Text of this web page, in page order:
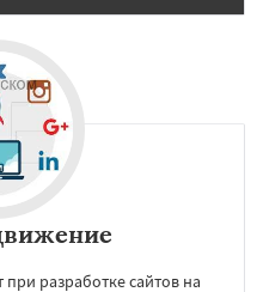
разработке сайтов на